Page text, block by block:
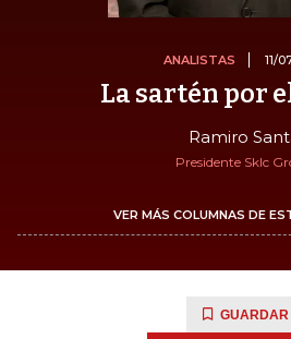
ANALISTAS 11/
La sartén por
Ramiro
Presidente Sklc
VER MÁS COLUMNAS DE
GUARDAR